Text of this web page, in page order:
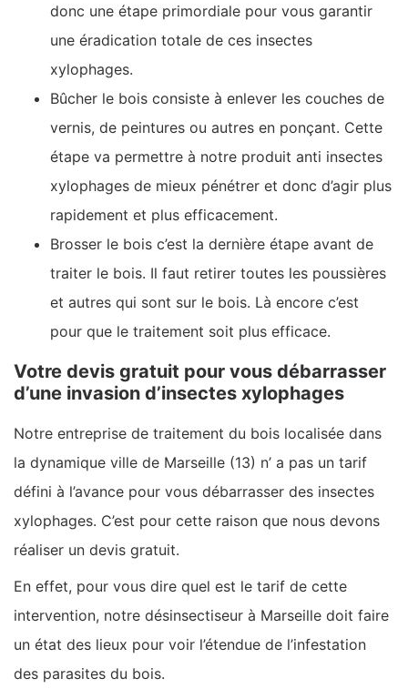
donc une étape primordiale pour vous garantir
une éradication totale de ces insectes
xylophages.
Bûcher le bois consiste à enlever les couches de
vernis, de peintures ou autres en ponçant. Cette
étape va permettre à notre produit anti insectes
xylophages de mieux pénétrer et donc d’agir plus
rapidement et plus efficacement.
Brosser le bois c’est la dernière étape avant de
traiter le bois. Il faut retirer toutes les poussières
et autres qui sont sur le bois. Là encore c’est
pour que le traitement soit plus efficace.
Votre devis gratuit pour vous débarrasser
d’une invasion d’insectes xylophages
Notre entreprise de traitement du bois localisée dans
la dynamique ville de Marseille (13) n’ a pas un tarif
défini à l’avance pour vous débarrasser des insectes
xylophages. C’est pour cette raison que nous devons
réaliser un devis gratuit.
En effet, pour vous dire quel est le tarif de cette
intervention, notre désinsectiseur à Marseille doit faire
un état des lieux pour voir l’étendue de l’infestation
des parasites du bois.